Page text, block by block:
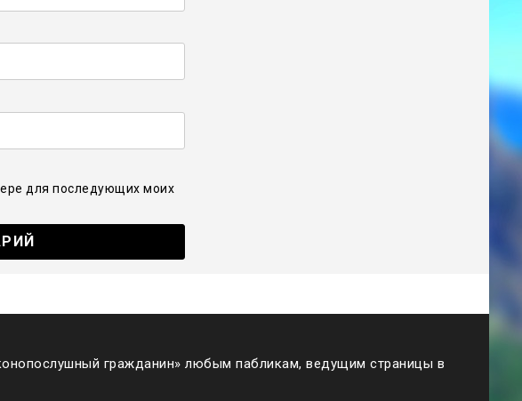
для последующих моих
гражданин» любым пабликам, ведущим страницы в